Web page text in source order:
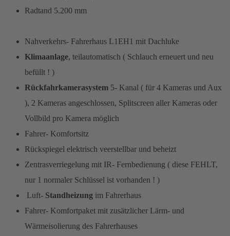
Radtand 5.200 mm
Nahverkehrs- Fahrerhaus L1EH1 mit Dachluke
Klimaanlage, teilautomatisch ( Schlauch erneuert und neu
befüllt ! )
Rückfahrkamerasystem 5- Kanal ( für 4 Kameras und Aux
), 2 Kameras angeschlossen, Splitscreen aller Kameras oder
Vollbild pro Kamera möglich
Fahrer- Komfortsitz
Rückspiegel elektrisch veerstellbar und beheizt
Zentrasverriegelung mit IR- Fernbedienung ( diese FEHLT,
nur 1 normaler Schlüssel ist vorhanden ! )
Luft- Standheizung im Fahrerhaus
Fahrer- Komfortpaket mit zusätzlicher Lärm- und
Wärmeisolierung des Fahrerhauses